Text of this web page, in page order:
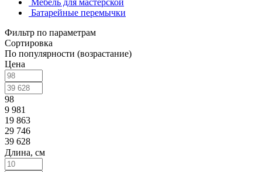
Батарейные перемычки
Фильтр по параметрам
Сортировка
По популярности (возрастание)
Цена
98
9 981
19 863
29 746
39 628
Длина, см